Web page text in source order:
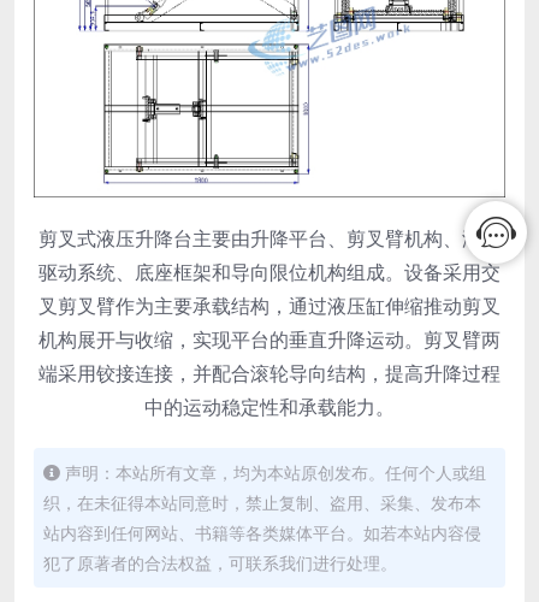
剪叉式液压升降台主要由升降平台、剪叉臂机构、液压
驱动系统、底座框架和导向限位机构组成。设备采用交
叉剪叉臂作为主要承载结构，通过液压缸伸缩推动剪叉
机构展开与收缩，实现平台的垂直升降运动。剪叉臂两
端采用铰接连接，并配合滚轮导向结构，提高升降过程
中的运动稳定性和承载能力。
声明：本站所有文章，均为本站原创发布。任何个人或组
织，在未征得本站同意时，禁止复制、盗用、采集、发布本
站内容到任何网站、书籍等各类媒体平台。如若本站内容侵
犯了原著者的合法权益，可联系我们进行处理。